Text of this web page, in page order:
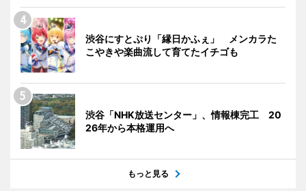
渋谷にすとぷり「縁日かふぇ」 メンカラた
こやきや楽曲流して育てたイチゴも
渋谷「NHK放送センター」、情報棟完工 20
26年から本格運用へ
もっと見る